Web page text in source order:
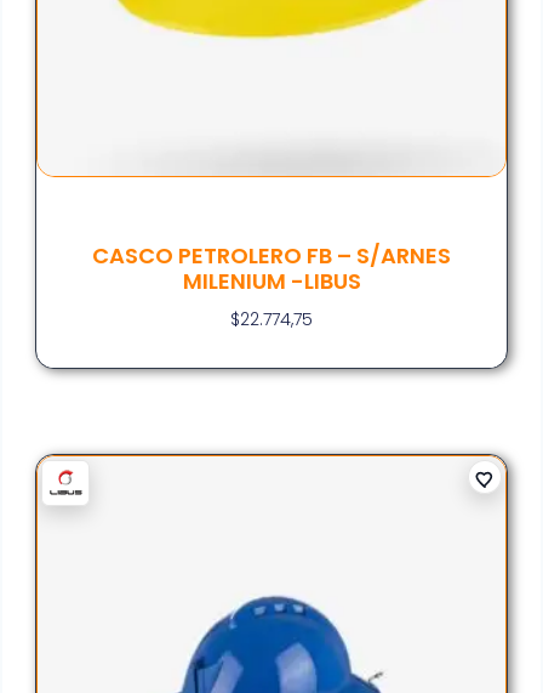
CASCO PETROLERO FB – S/ARNES
MILENIUM -LIBUS
$22.774,75